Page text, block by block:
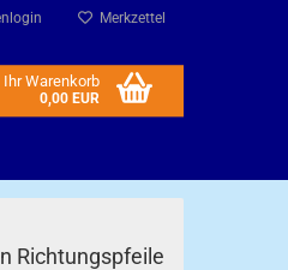
Merkzettel
Ihr Warenkorb
0,00 EUR
Richtungspfeile